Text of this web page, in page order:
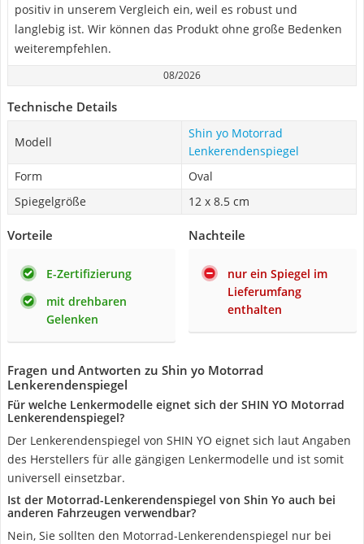
positiv in unserem Vergleich ein, weil es robust und
langlebig ist. Wir können das Produkt ohne große Bedenken
weiterempfehlen.
08/2026
Technische Details
Modell
Shin yo Motorrad
Lenkerendenspiegel
Form
Oval
Spiegelgröße
12 x 8.5 cm
Vorteile
E-Zertifizierung
mit drehbaren
Gelenken
Nachteile
nur ein Spiegel im
Lieferumfang
enthalten
Fragen und Antworten zu Shin yo Motorrad
Lenkerendenspiegel
Für welche Lenkermodelle eignet sich der SHIN YO Motorrad
Lenkerendenspiegel?
Der Lenkerendenspiegel von SHIN YO eignet sich laut Angaben
des Herstellers für alle gängigen Lenkermodelle und ist somit
universell einsetzbar.
Ist der Motorrad-Lenkerendenspiegel von Shin Yo auch bei
anderen Fahrzeugen verwendbar?
Nein, Sie sollten den Motorrad-Lenkerendenspiegel nur bei